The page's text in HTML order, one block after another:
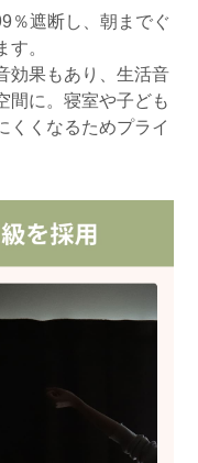
％遮断し、朝までぐ
。
効果もあり、生活音
間に。寝室や子ども
くくなるためプライ